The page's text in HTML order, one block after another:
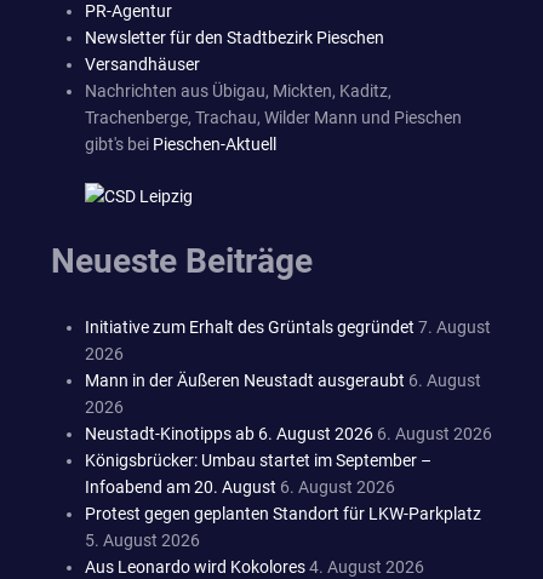
PR-Agentur
Newsletter für den Stadtbezirk Pieschen
Versandhäuser
Nachrichten aus Übigau, Mickten, Kaditz,
Trachenberge, Trachau, Wilder Mann und Pieschen
gibt's bei Pieschen-Aktuell
Neueste Beiträge
Initiative zum Erhalt des Grüntals gegründet 7. August
2026
Mann in der Äußeren Neustadt ausgeraubt 6. August
2026
Neustadt-Kinotipps ab 6. August 2026 6. August 2026
Königsbrücker: Umbau startet im September –
Infoabend am 20. August 6. August 2026
Protest gegen geplanten Standort für LKW-Parkplatz
5. August 2026
Aus Leonardo wird Kokolores4. August 2026